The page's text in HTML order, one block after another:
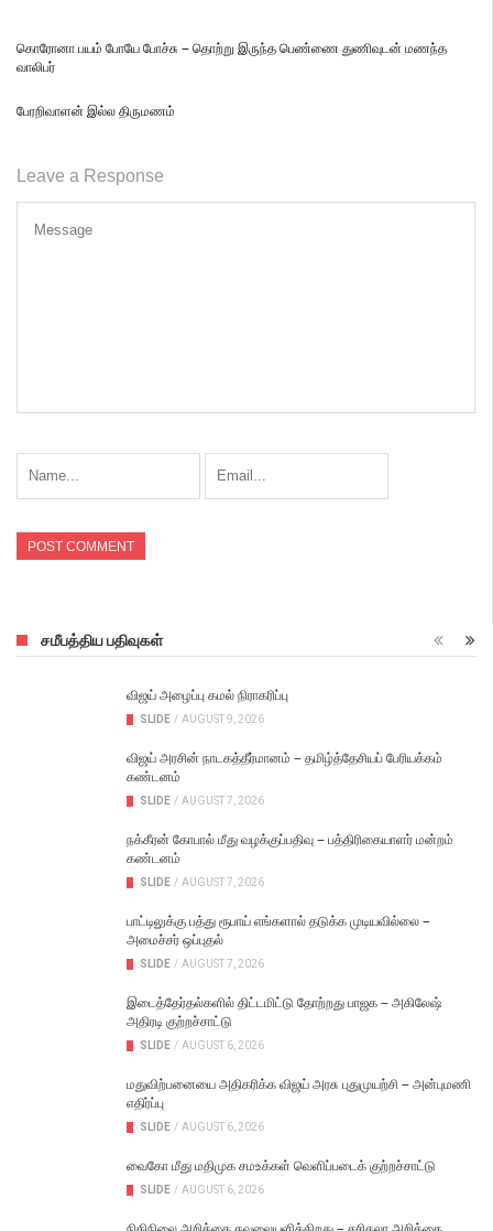
கொரோனா பயம் போயே போச்சு – தொற்று இருந்த பெண்ணை துணிவுடன் மணந்த
வாலிபர்
பேரறிவாளன் இல்ல திருமணம்
Leave a Response
சமீபத்திய பதிவுகள்
விஜய் அழைப்பு கமல் நிராகரிப்பு
SLIDE / AUGUST 9, 2026
விஜய் அரசின் நாடகத்தீர்மானம் – தமிழ்த்தேசியப் பேரியக்கம்
கண்டனம்
SLIDE / AUGUST 7, 2026
நக்கீரன் கோபால் மீது வழக்குப்பதிவு – பத்திரிகையாளர் மன்றம்
கண்டனம்
SLIDE / AUGUST 7, 2026
பாட்டிலுக்கு பத்து ரூபாய் எங்களால் தடுக்க முடியவில்லை –
அமைச்சர் ஒப்புதல்
SLIDE / AUGUST 7, 2026
இடைத்தேர்தல்களில் திட்டமிட்டு தோற்றது பாஜக – அகிலேஷ்
அதிரடி குற்றச்சாட்டு
SLIDE / AUGUST 6, 2026
மதுவிற்பனையை அதிகரிக்க விஜய் அரசு புதுமுயற்சி – அன்புமணி
எதிர்ப்பு
SLIDE / AUGUST 6, 2026
வைகோ மீது மதிமுக சமஉக்கள் வெளிப்படைக் குற்றச்சாட்டு
SLIDE / AUGUST 6, 2026
நிதிநிலை அறிக்கை கவலையளிக்கிறது – சசிகலா அறிக்கை